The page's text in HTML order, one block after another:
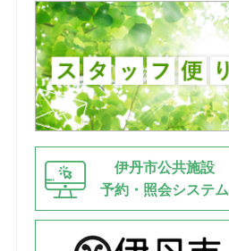
伊丹市公共施設
予約・照会システム